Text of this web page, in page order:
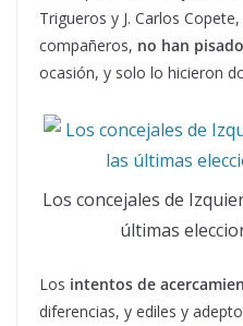
Trigueros y J. Carlos
compañeros, no han
ocasión, y solo lo hicieron
Los concejales de
últimas
Los intentos de
diferencias, y ediles y